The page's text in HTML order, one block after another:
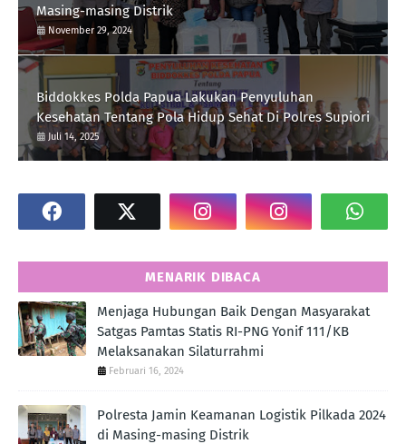
Masing-masing Distrik
November 29, 2024
Biddokkes Polda Papua Lakukan Penyuluhan
Kesehatan Tentang Pola Hidup Sehat Di Polres Supiori
Juli 14, 2025
MENARIK DIBACA
Menjaga Hubungan Baik Dengan Masyarakat
Satgas Pamtas Statis RI-PNG Yonif 111/KB
Melaksanakan Silaturrahmi
Februari 16, 2024
Polresta Jamin Keamanan Logistik Pilkada 2024
di Masing-masing Distrik